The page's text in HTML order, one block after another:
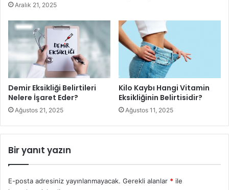
İhtiyacınız olan malzemeler:
Aloe vera jeli – 1 yemek kaşığı
Taze sıkılmış limon suyu – 1 yemek kaşığı
bir karıştırma kabına dökün.
İyice karıştırın ve yüzünüze bir pamuk yardımıyla
Aralık 21, 2025
Demir Eksikliği Belirtileri
Nelere İşaret Eder?
Ağustos 21, 2025
Kilo Kaybı Hangi Vitamin
Eksikliğinin Belirtisidir?
Ağustos 11, 2025
Bir yanıt yazın
E-posta adresiniz yayınlanmayacak. Gerekli alanlar * ile